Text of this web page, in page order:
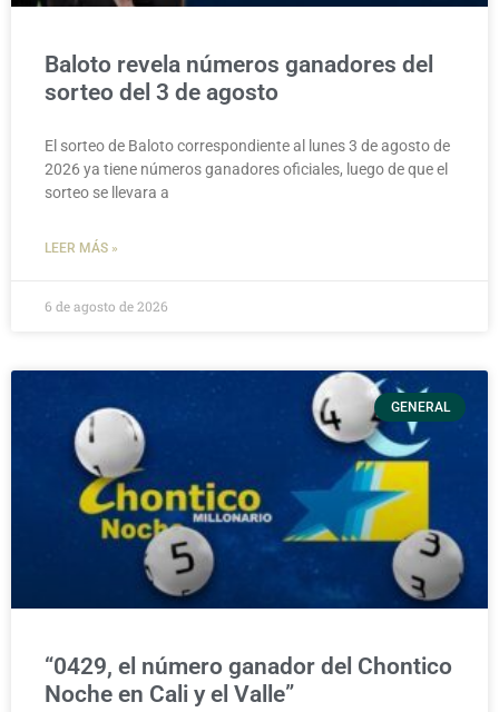
Baloto revela números ganadores del
sorteo del 3 de agosto
El sorteo de Baloto correspondiente al lunes 3 de agosto de
2026 ya tiene números ganadores oficiales, luego de que el
sorteo se llevara a
LEER MÁS »
6 de agosto de 2026
GENERAL
“0429, el número ganador del Chontico
Noche en Cali y el Valle”